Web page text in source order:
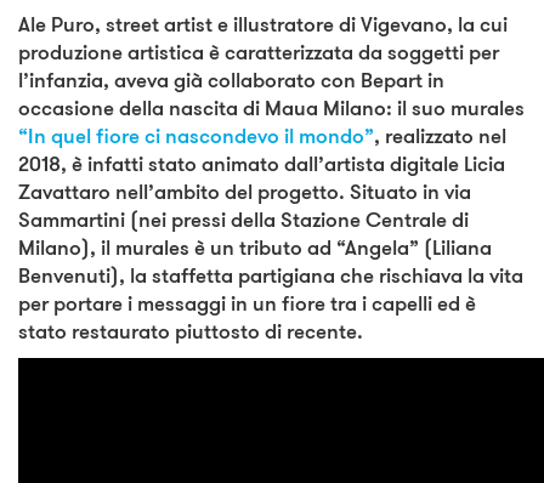
Ale Puro, street artist e illustratore di Vigevano, la cui
produzione artistica è caratterizzata da soggetti per
l’infanzia, aveva già collaborato con Bepart in
occasione della nascita di Maua Milano: il suo murales
“In quel fiore ci nascondevo il mondo”, realizzato nel
2018, è infatti stato animato dall’artista digitale Licia
Zavattaro nell’ambito del progetto. Situato in via
Sammartini (nei pressi della Stazione Centrale di
Milano), il murales è un tributo ad “Angela” (Liliana
Benvenuti), la staffetta partigiana che rischiava la vita
per portare i messaggi in un fiore tra i capelli ed è
stato restaurato piuttosto di recente.